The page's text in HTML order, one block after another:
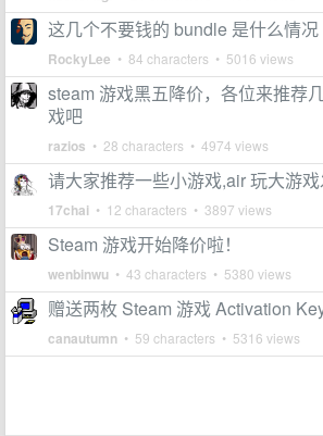
这几个不要钱的 bundle 是什么情况
RockyLee • 84 characters • 5016 views
steam 游戏黑五降价，各位来推荐
戏吧
razios • 28 characters • 4974 views
请大家推荐一些小游戏,air 玩大游
17chai • 12 characters • 3897 views
Steam 游戏开始降价啦！
wenbinwu • 43 characters • 5380 views
赠送两枚 Steam 游戏 Activation
canautumn • 59 characters • 5316 views